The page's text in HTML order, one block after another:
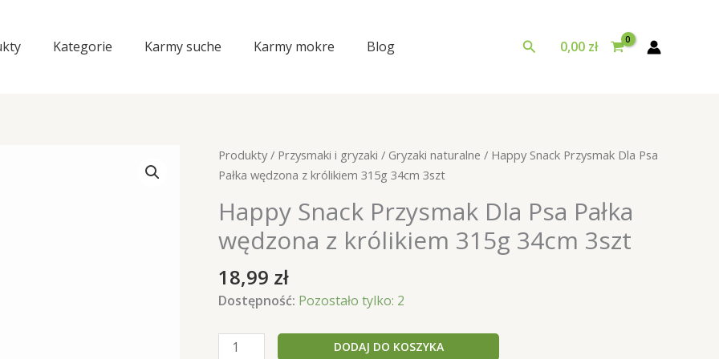
Kategorie Karmy suche Karmy mokre Blog Szukaj0,00 zł
Produkty/ Przysmaki i gryzaki / Gryzaki naturalne / Happy Snack Przysmak Dla Psa
Pałka wędzona z królikiem 315g 34cm 3szt
Happy Snack Przysmak Dla Psa Pałka
wędzona z królikiem 315g 34cm 3szt
18,99 zł
Dostępność: Pozostało tylko: 2
ilość
DODAJ DO KOSZYKA